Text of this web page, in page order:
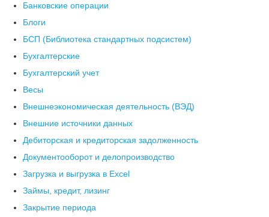
Банковские операции
Блоги
БСП (Библиотека стандартных подсистем)
Бухгалтерские
Бухгалтерский учет
Весы
Внешнеэкономическая деятельность (ВЭД)
Внешние источники данных
Дебиторская и кредиторская задолженность
Документооборот и делопроизводство
Загрузка и выгрузка в Excel
Займы, кредит, лизинг
Закрытие периода